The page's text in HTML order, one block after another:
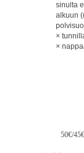
sinulta
alkuun
50€/